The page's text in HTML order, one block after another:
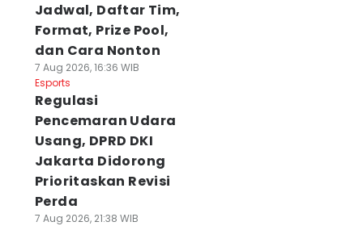
Jadwal, Daftar Tim,
Format, Prize Pool,
dan Cara Nonton
7 Aug 2026, 16:36 WIB
Esports
Regulasi
Pencemaran Udara
Usang, DPRD DKI
Jakarta Didorong
Prioritaskan Revisi
Perda
7 Aug 2026, 21:38 WIB